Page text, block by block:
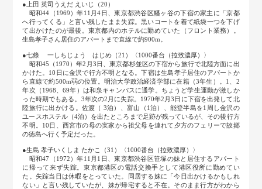
●上田 英司うえだ えいじ（20）
昭和44（1969）年11月4日、東京都渋谷区幡ヶ谷の下宿の家主に「京都
へ行ってくる」と言い残したまま失踪。黒いコートを着て紙袋一つを下げ
て出かけたのが最後。東京都内のホテルに勤めていた（フロント業務）。
生島孝子さん居住のアパートまで直線で約900m。
●七條 一しちじょう はじめ（21）〈1000番台（拉致濃厚）〉
昭和45（1970）年2月3日、東京都杉並区の下宿から旅行で北陸方面に出
かけた。10日に金沢で行方不明となる。下宿は生島孝子居住のアパートか
ら直線で約500m弱の位置。明治大学政治経済学部に在籍（3年生）。1、2
年次（1968、69年）は和泉キャンパスに通学。ちょうど学生運動が激しか
った時期でもある。3年次の2月に失踪。1970年2月3日に下宿を出発して北
陸旅行に出かける。佐渡（ 3泊）、富山（1泊）、能登半島を1周し金沢の
ユースホステル（4泊）を出たところまで足跡が残っているが、その後行方
不明。10日、西宮市の母の実家から祖父母を連れて夕方のフェリーで故郷
の徳島へ行く予定だった。
●生島 孝子いくしま たかこ（31）〈1000番台（拉致濃厚）〉
昭和47（1972）年11月1日、東京都渋谷区笹塚の妹と居住するアパート
に帰って来ず失踪。東京都港区の電話交換手として港区役所に勤めてい
た。失踪当日は休暇をとっていた。同居する妹に「今日出かけるかもしれ
ない」と言い残していたが、妹が帰宅すると不在。そのまま行方がわから